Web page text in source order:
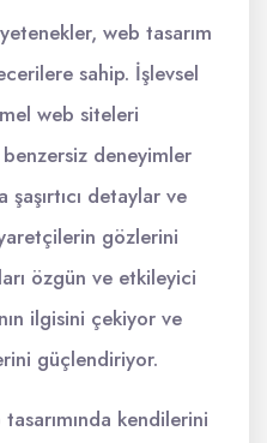
web tasarım
sahip. İşlevsel
web siteleri
deneyimler
şaşırtıcı detaylar ve
gözlerini
özgün ve etkileyici
ilgisini çekiyor ve
güçlendiriyor.
kendilerini